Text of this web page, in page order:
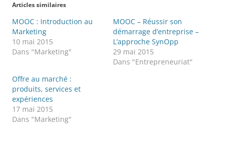
Articles similaires
MOOC : Introduction au
Marketing
10 mai 2015
Dans "Marketing"
MOOC – Réussir son
démarrage d’entreprise –
L’approche SynOpp
29 mai 2015
Dans "Entrepreneuriat"
Offre au marché :
produits, services et
expériences
17 mai 2015
Dans "Marketing"